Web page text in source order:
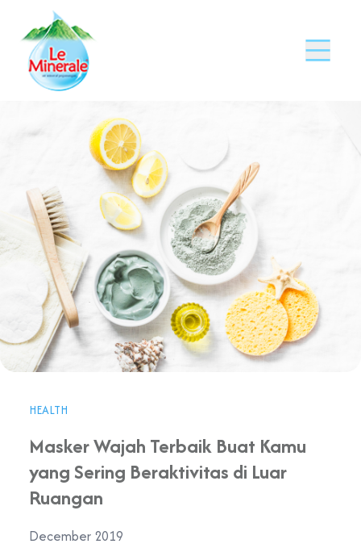
HEALTH
Masker Wajah Terbaik Buat Kamu
yang Sering Beraktivitas di Luar
Ruangan
December 2019